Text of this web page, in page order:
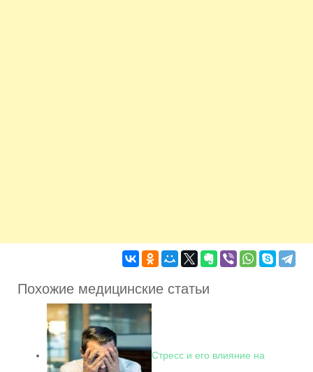
Похожие медицинские статьи
Стресс и его влияние на